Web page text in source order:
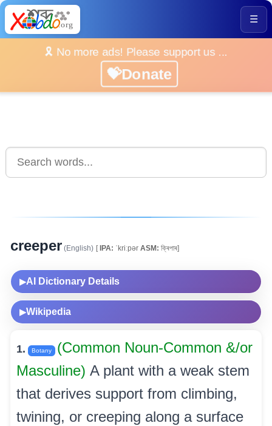
☰
🎗️ No more ads! Please support us ...
💝Donate
creeper (English) [IPA: ˈkriːpər ASM: ক্ৰিপাৰ]
▶AI Dictionary Details
▶Wikipedia
1. Botany
(Common Noun-Common &/or
Masculine) A plant with a weak stem
that derives support from climbing,
twining, or creeping along a surface